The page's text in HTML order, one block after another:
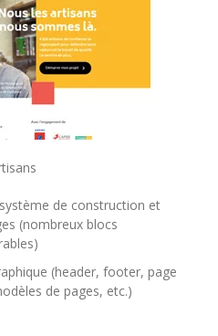
de construction et
(nombreux blocs
(header, footer, page
de pages, etc.)